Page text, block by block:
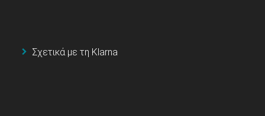
Σχετικά με τη Klarna